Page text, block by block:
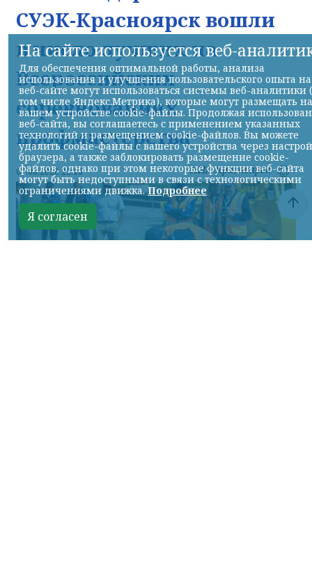
СУЭК-Красноярск вошли
в число лучших на
Всероссийских
соревнованиях
профмастерства
07.08.2026 22:13 НИА-Красноярск
На сайте используется веб-
Для обеспечения оптимальной работы, анализа
использования и улучшения пользовательского опыта на
веб-сайте могут использоваться системы веб-аналитики
том числе Яндекс.Метрика), которые могут размещать на
вашем устройстве cookie-файлы. Продолжая
веб-сайта, вы соглашаетесь с применением указанных
технологий и размещением cookie-файлов. Вы можете
удалить cookie-файлы с вашего устройства через
браузера, а также заблокировать размещение cookie-
файлов, однако при этом некоторые функции веб-сайта
могут быть недоступными в связи с технологическими
ограничениями движка.Подробнее
Я согласен